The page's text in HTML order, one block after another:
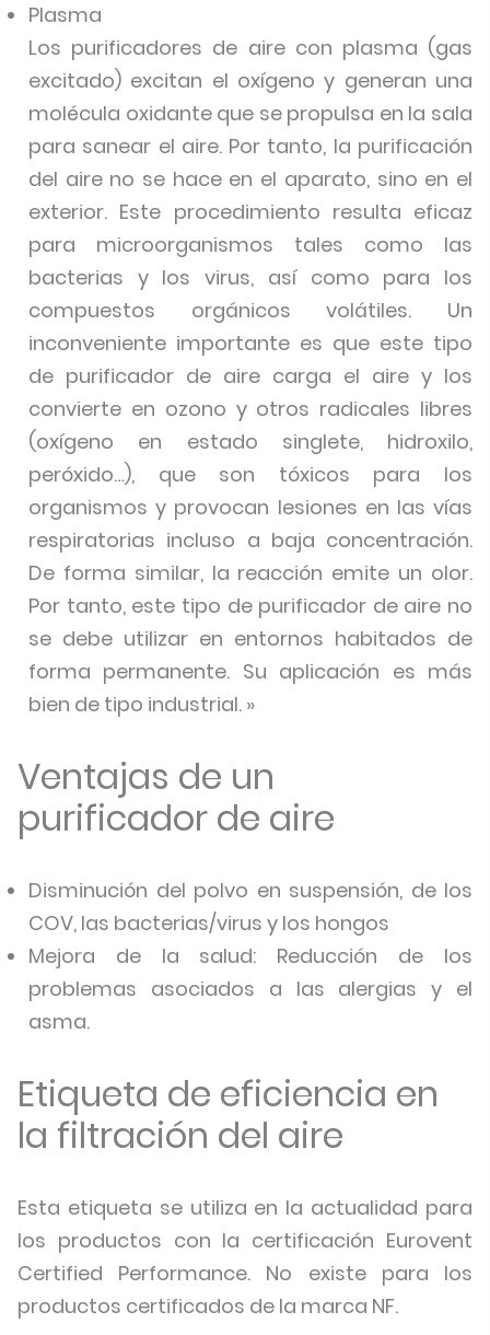
Plasma
Los purificadores de aire con plasma (gas
excitado) excitan el oxígeno y generan una
molécula oxidante que se propulsa en la sala
para sanear el aire. Por tanto, la purificación
del aire no se hace en el aparato, sino en el
exterior. Este procedimiento resulta eficaz
para microorganismos tales como las
bacterias y los virus, así como para los
compuestos orgánicos volátiles. Un
inconveniente importante es que este tipo
de purificador de aire carga el aire y los
convierte en ozono y otros radicales libres
(oxígeno en estado singlete, hidroxilo,
peróxido…), que son tóxicos para los
organismos y provocan lesiones en las vías
respiratorias incluso a baja concentración.
De forma similar, la reacción emite un olor.
Por tanto, este tipo de purificador de aire no
se debe utilizar en entornos habitados de
forma permanente. Su aplicación es más
bien de tipo industrial. »
Ventajas de un
purificador de aire
Disminución del polvo en suspensión, de los
COV, las bacterias/virus y los hongos
Mejora de la salud: Reducción de los
problemas asociados a las alergias y el
asma.
Etiqueta de eficiencia en
la filtración del aire
Esta etiqueta se utiliza en la actualidad para
los productos con la certificación Eurovent
Certified Performance. No existe para los
productos certificados de la marca NF.